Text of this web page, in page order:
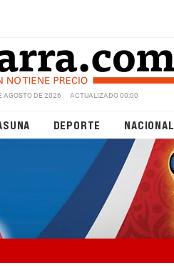
AGOSTO DE 2026 ACTUALIZADO 00:00
DEPORTE NACIONAL